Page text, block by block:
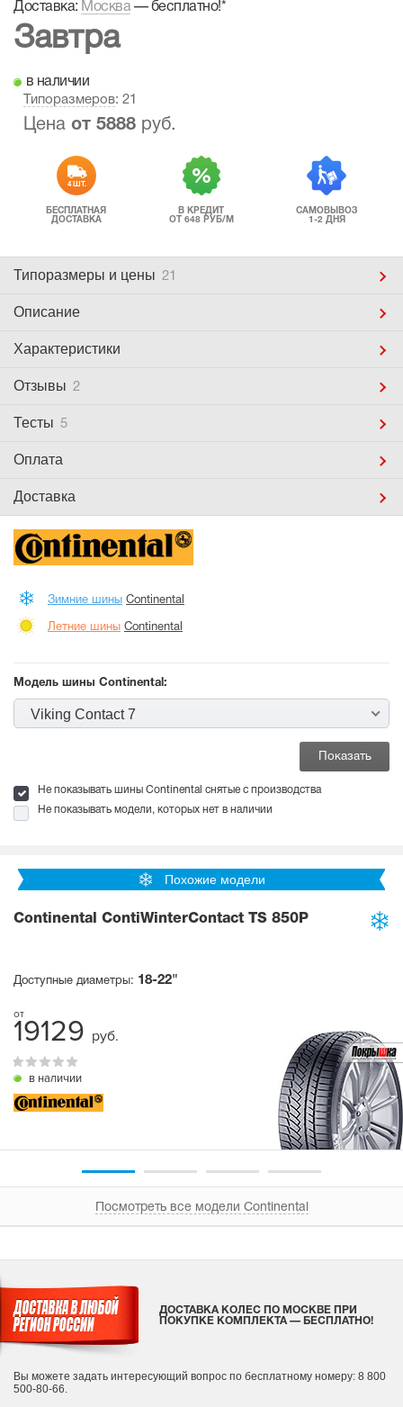
Доставка: Москва— бесплатно!*
Завтра
в наличии
Типоразмеров: 21
Цена от 5888 руб.
4 ШТ.
БЕСПЛАТНАЯ
ДОСТАВКА
В КРЕДИТ
ОТ 648 РУБ/М
САМОВЫВОЗ
1-2 ДНЯ
Типоразмеры и цены 21
Описание
Характеристики
Отзывы 2
Тесты 5
Оплата
Доставка
Зимние шины Continental
Летние шины Continental
Модель шины Continental:
Viking Contact 7
Не показывать шины Continental снятые с производства
Не показывать модели, которых нет в наличии
Похожие модели
Continental ContiWinterContact TS 850P
Доступные диаметры: 18-22"
19129 руб.
в наличии
Посмотреть все модели Continental
ДОСТАВКА КОЛЕС ПО МОСКВЕ ПРИ
ПОКУПКЕ КОМПЛЕКТА — БЕСПЛАТНО!
Вы можете задать интересующий вопрос по бесплатному номеру: 8 800
500-80-66.